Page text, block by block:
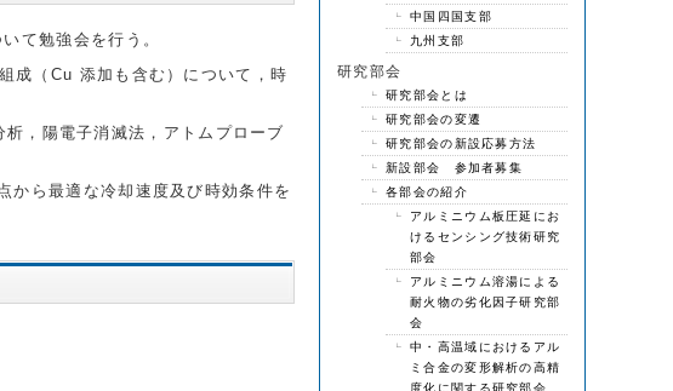
て勉強会を行う。
成（Cu 添加も含む）について，時
，陽電子消滅法，アトムプローブ
から最適な冷却速度及び時効条件を
中国四国支部
九州支部
研究部会
研究部会とは
研究部会の変遷
研究部会の新設応募方法
新設部会 参加者募集
各部会の紹介
アルミニウム板圧延にお
けるセンシング技術研究
部会
アルミニウム溶湯による
耐火物の劣化因子研究部
会
中・高温域におけるアル
ミ合金の変形解析の高精
度化に関する研究部会